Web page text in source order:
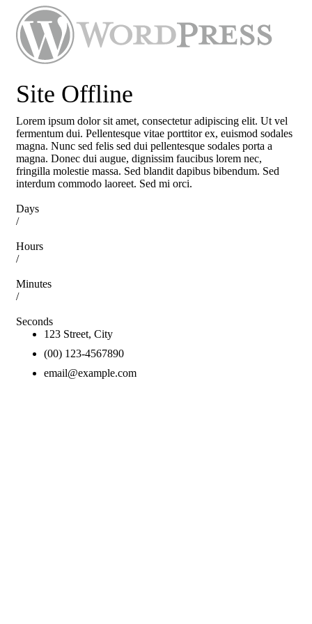
Site Offline
Lorem ipsum dolor sit amet, consectetur adipiscing elit. Ut vel
fermentum dui. Pellentesque vitae porttitor ex, euismod sodales
magna. Nunc sed felis sed dui pellentesque sodales porta a
magna. Donec dui augue, dignissim faucibus lorem nec,
fringilla molestie massa. Sed blandit dapibus bibendum. Sed
interdum commodo laoreet. Sed mi orci.
Days
/
Hours
/
Minutes
/
Seconds
123 Street, City
(00) 123-4567890
email@example.com